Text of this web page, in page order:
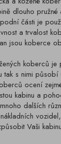
dlouho pružné
části je
a trvalost
jsou koberce
koberců je
tak s nimi působí
ocení
kabinu a
dalších
Vaši